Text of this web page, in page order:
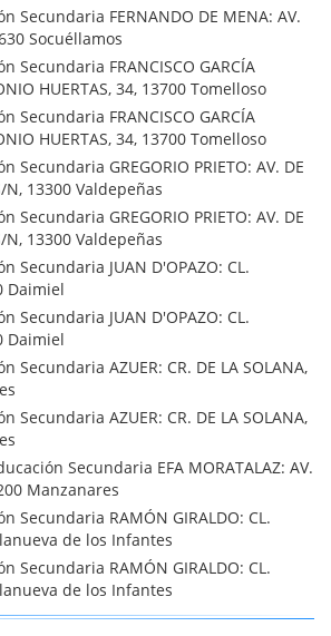
Secundaria FERNANDO DE MENA: AV.
Socuéllamos
Secundaria FRANCISCO GARCÍA
HUERTAS, 34, 13700 Tomelloso
Secundaria FRANCISCO GARCÍA
HUERTAS, 34, 13700 Tomelloso
Secundaria GREGORIO PRIETO: AV. DE
N, 13300 Valdepeñas
Secundaria GREGORIO PRIETO: AV. DE
N, 13300 Valdepeñas
Secundaria JUAN D'OPAZO: CL.
Daimiel
Secundaria JUAN D'OPAZO: CL.
Daimiel
Secundaria AZUER: CR. DE LA SOLANA,
Secundaria AZUER: CR. DE LA SOLANA,
Secundaria EFA MORATALAZ: AV.
Manzanares
Secundaria RAMÓN GIRALDO: CL.
de los Infantes
Secundaria RAMÓN GIRALDO: CL.
de los Infantes